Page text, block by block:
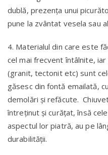
dublă, prezența unui
pune la zvântat vesela sau
4. Materialul din care este
cel mai frecvent întâlnite,
(granit, tectonit etc) sunt
găsesc din fontă emailată,
demolări și refăcute.
întreținut și curățat, însă
aspectul lor piatră, au pe
durabilității.